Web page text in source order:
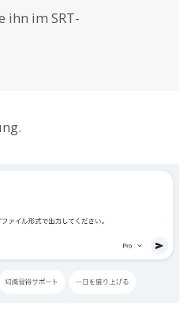
ihn im SRT-